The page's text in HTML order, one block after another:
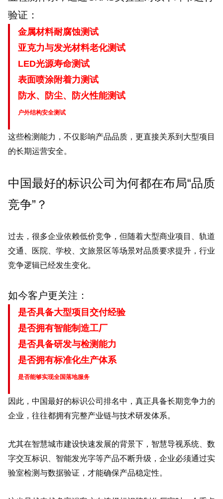
验证：
金属材料耐腐蚀测试
亚克力与发光材料老化测试
LED光源寿命测试
表面喷涂附着力测试
防水、防尘、防火性能测试
户外结构安全测试
这些检测能力，不仅影响产品品质，更直接关系到大型项目
的长期运营安全。
中国最好的标识公司为何都在布局“品质
竞争”？
过去，很多企业依赖低价竞争，但随着大型商业项目、轨道
交通、医院、学校、文旅景区等场景对品质要求提升，行业
竞争逻辑已经发生变化。
如今客户更关注：
是否具备大型项目交付经验
是否拥有智能制造工厂
是否具备研发与检测能力
是否拥有标准化生产体系
是否能够实现全国落地服务
因此，中国最好的标识公司排名中，真正具备长期竞争力的
企业，往往都拥有完整产业链与技术研发体系。
尤其在智慧城市建设快速发展的背景下，智慧导视系统、数
字交互标识、智能发光字等产品不断升级，企业必须通过实
验室检测与数据验证，才能确保产品稳定性。